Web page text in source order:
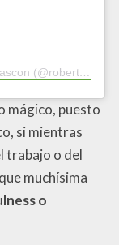
Una publicación compartida de Roberto Gascon (@roberto.rogama)
mágico, puesto
si mientras
trabajo o del
muchísima
o